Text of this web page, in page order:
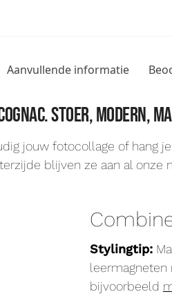
Aanvullende informatie
Stoer, modern,
jouw fotocollage of hang
blijven ze aan al onze
Stylingtip:
leermagneten
bijvoorbeeld